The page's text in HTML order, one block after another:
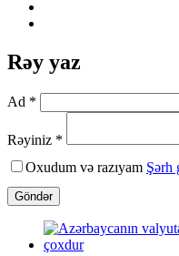
Rəy yaz
Ad *
Rəyiniz *
Oxudum və razıyam Şərh
Göndər